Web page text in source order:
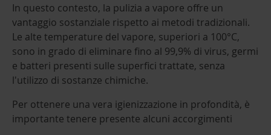
In questo contesto, la pulizia a vapore offre un
vantaggio sostanziale rispetto ai metodi tradizionali.
Le alte temperature del vapore, superiori a 100°C,
sono in grado di eliminare fino al 99,9% di virus, germi
e batteri presenti sulle superfici trattate, senza
l'utilizzo di sostanze chimiche.
Per ottenere una vera igienizzazione in profondità, è
importante tenere presente alcuni accorgimenti